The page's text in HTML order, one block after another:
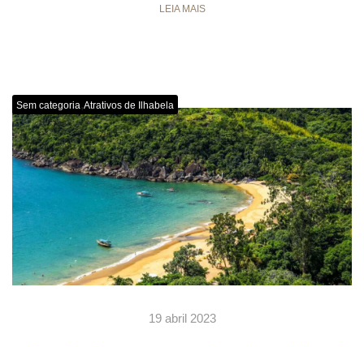
LEIA MAIS
Sem categoria,Atrativos de Ilhabela
19 abril 2023